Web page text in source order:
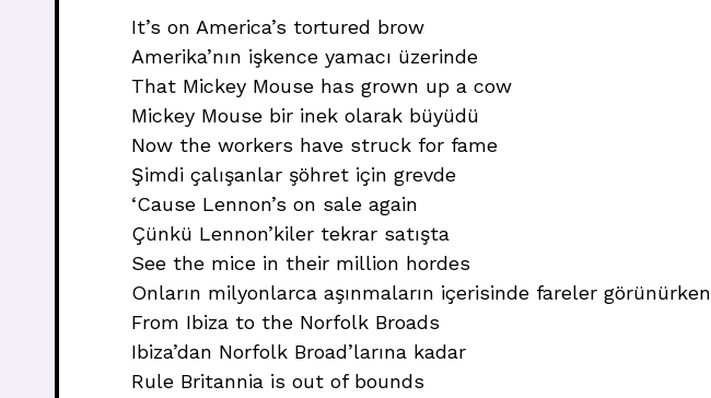
It’s on America’s tortured brow
Amerika’nın işkence yamacı üzerinde
That Mickey Mouse has grown up a cow
Mickey Mouse bir inek olarak büyüdü
Now the workers have struck for fame
Şimdi çalışanlar şöhret için grevde
‘Cause Lennon’s on sale again
Çünkü Lennon’kiler tekrar satışta
See the mice in their million hordes
Onların milyonlarca aşınmaların içerisinde fareler görünürken
From Ibiza to the Norfolk Broads
Ibiza’dan Norfolk Broad’larına kadar
Rule Britannia is out of bounds